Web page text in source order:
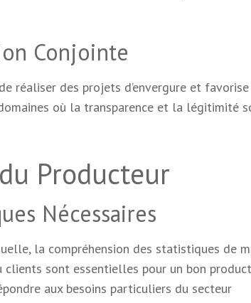
Conjointe
réaliser des projets d’envergure et
où la transparence et la légitimité
Producteur
Nécessaires
la compréhension des statistiques de
sont essentielles pour un bon
aux besoins particuliers du secteur